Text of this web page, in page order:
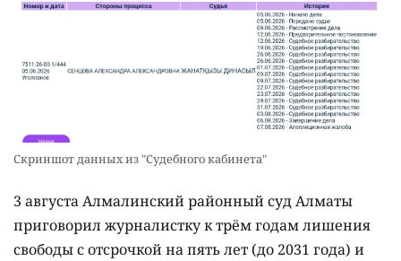
Скриншот данных из "Судебного кабинета"
3 августа Алмалинский районный суд Алматы
приговорил журналистку к трём годам лишения
свободы с отсрочкой на пять лет (до 2031 года) и